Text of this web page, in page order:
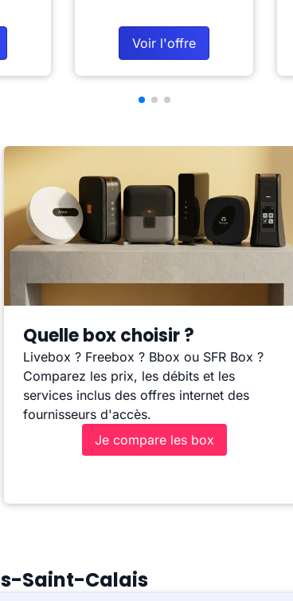
Voir l'offre
Quelle box choisir ?
Livebox ? Freebox ? Bbox ou SFR Box ?
Comparez les prix, les débits et les
services inclus des offres internet des
fournisseurs d'accès.
Je compare les box
Saint-Calais